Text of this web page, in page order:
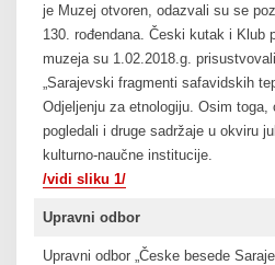
je Muzej otvoren, odazvali su se
130. rođendana. Česki kutak i Klub
muzeja su 1.02.2018.g.
„Sarajevski fragmenti safavidskih
Odjeljenju za etnologiju. Osim toga,
pogledali i druge sadržaje u okviru
kulturno-naučne institucije.
/vidi sliku 1/
Upravni odbor
Upravni odbor „Česke besede